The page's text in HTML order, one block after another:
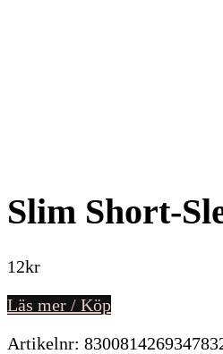
Slim Short-
12kr
Läs mer / Köp
Artikelnr: